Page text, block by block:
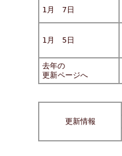
1月 7日
1月 5日
去年の
更新ページへ
更新情報